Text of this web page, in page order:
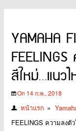
YAMAHA
สีใหม่…แนว
On 14 ก.พ., 2018
หน้าแรก »
FEELINGS ความลง